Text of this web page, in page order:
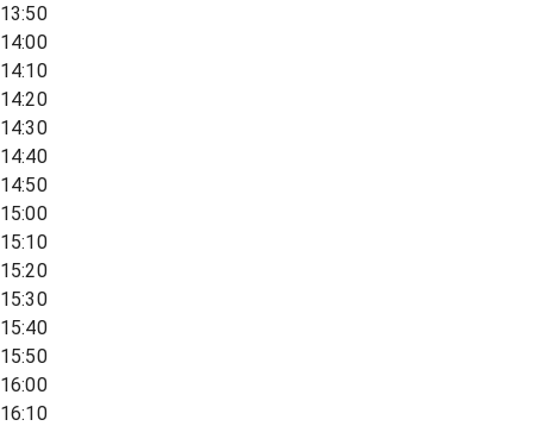
13:50
14:00
14:10
14:20
14:30
14:40
14:50
15:00
15:10
15:20
15:30
15:40
15:50
16:00
16:10